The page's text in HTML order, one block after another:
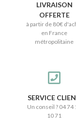
LIVRAISON
OFFERTE
à partir de 80€
en France
métropolitaine
SERVICE
Un conseil ? 04 74
10 71